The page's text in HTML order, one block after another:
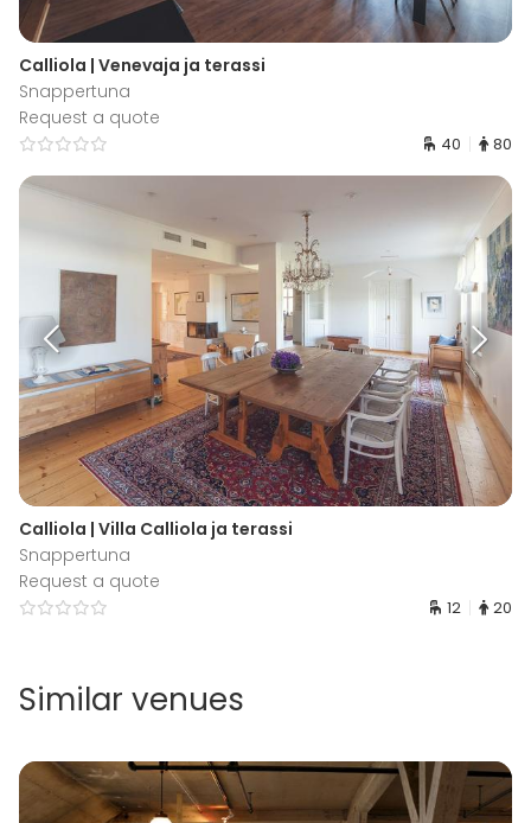
Calliola | Venevaja ja terassi
Snappertuna
Request a quote
40 80
Calliola | Villa Calliola ja terassi
Snappertuna
Request a quote
12 20
Similar venues